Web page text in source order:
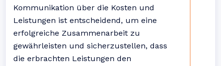
Kommunikation über die Kosten und
Leistungen ist entscheidend, um eine
erfolgreiche Zusammenarbeit zu
gewährleisten und sicherzustellen, dass
die erbrachten Leistungen den